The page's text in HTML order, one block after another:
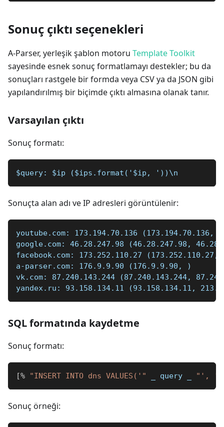
Sonuç çıktı seçenekleri
A-Parser, yerleşik şablon motoru Template Toolkit
sayesinde esnek sonuç formatlamayı destekler; bu da
sonuçları rastgele bir formda veya CSV ya da JSON gibi
yapılandırılmış bir biçimde çıktı almasına olanak tanır.
Varsayılan çıktı
Sonuç formatı:
$query: $ip ($ips.format('$ip, '))\n
Sonuçta alan adı ve IP adresleri görüntülenir:
youtube.com: 173.194.70.136
google.com: 46.28.247.98 (46.28.247.98,
facebook.com: 173.252.110.27
a-parser.com: 176.9.9.90 (176.9.9.90, )
vk.com: 87.240.143.244 (87.240.143.244,
yandex.ru: 93.158.134.11 (93.158.134.11,
SQL formatında kaydetme
Sonuç formatı:
[% "INSERT INTO dns VALUES('" query "', '"
Sonuç örneği: